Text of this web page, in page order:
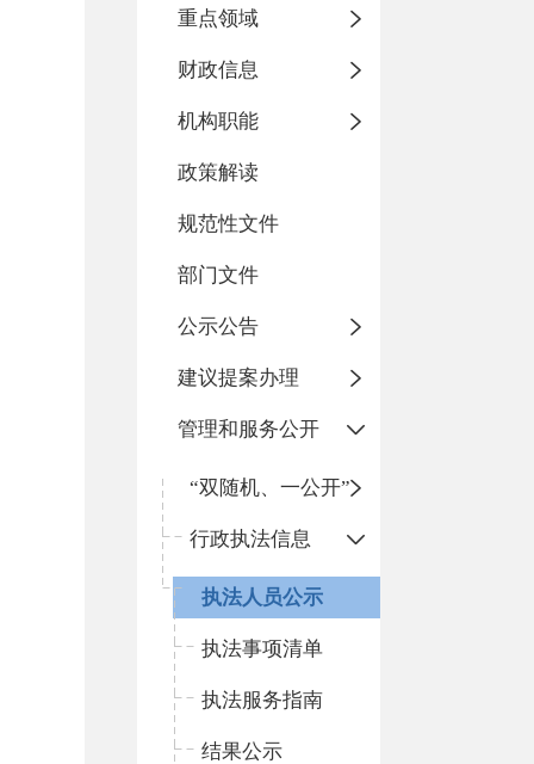
重点领域
财政信息
机构职能
政策解读
规范性文件
部门文件
公示公告
建议提案办理
管理和服务公开
“双随机、一公开”
行政执法信息
执法人员公示
执法事项清单
执法服务指南
结果公示